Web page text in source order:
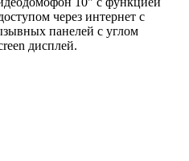
через интернет с
панелей с углом
дисплей.